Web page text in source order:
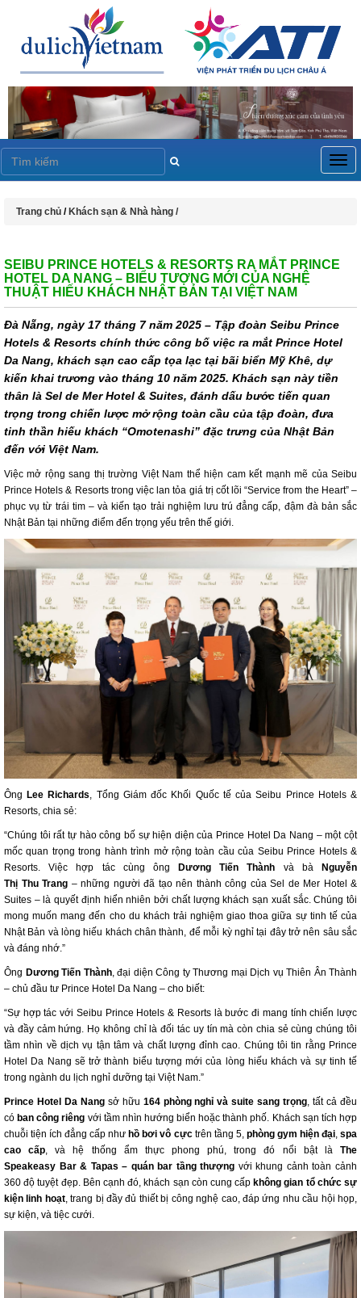
Trang chủ / Khách sạn & Nhà hàng /
SEIBU PRINCE HOTELS & RESORTS RA MẮT PRINCE
HOTEL DA NANG – BIỂU TƯỢNG MỚI CỦA NGHỆ
THUẬT HIẾU KHÁCH NHẬT BẢN TẠI VIỆT NAM
Đà Nẵng, ngày 17 tháng 7 năm 2025 – Tập đoàn Seibu Prince
Hotels & Resorts chính thức công bố việc ra mắt Prince Hotel
Da Nang, khách sạn cao cấp tọa lạc tại bãi biển Mỹ Khê, dự
kiến khai trương vào tháng 10 năm 2025. Khách sạn này tiền
thân là Sel de Mer Hotel & Suites, đánh dấu bước tiến quan
trọng trong chiến lược mở rộng toàn cầu của tập đoàn, đưa
tinh thần hiếu khách “Omotenashi” đặc trưng của Nhật Bản
đến với Việt Nam.
Việc mở rộng sang thị trường Việt Nam thể hiện cam kết mạnh mẽ của Seibu
Prince Hotels & Resorts trong việc lan tỏa giá trị cốt lõi “Service from the Heart” –
phục vụ từ trái tim – và kiến tạo trải nghiệm lưu trú đẳng cấp, đậm đà bản sắc
Nhật Bản tại những điểm đến trọng yếu trên thế giới.
Ông Lee Richards, Tổng Giám đốc Khối Quốc tế của Seibu Prince Hotels &
Resorts, chia sẻ:
“Chúng tôi rất tự hào công bố sự hiện diện của Prince Hotel Da Nang – một cột
mốc quan trọng trong hành trình mở rộng toàn cầu của Seibu Prince Hotels &
Resorts. Việc hợp tác cùng ông
Dương Tiến Thành và bà
Nguyễn
Thị ThuTrang – những người đã tạo nên thành công của Sel de Mer Hotel &
Suites – là quyết định hiển nhiên bởi chất lượng khách sạn xuất sắc. Chúng tôi
mong muốn mang đến cho du khách trải nghiệm giao thoa giữa sự tinh tế của
Nhật Bản và lòng hiếu khách chân thành, để mỗi kỳ nghỉ tại đây trở nên sâu sắc
và đáng nhớ.”
Ông Dương Tiến Thành, đại diện Công ty Thương mại Dịch vụ Thiên Ân Thành
– chủ đầu tư Prince Hotel Da Nang – cho biết:
“Sự hợp tác với Seibu Prince Hotels & Resorts là bước đi mang tính chiến lược
và đầy cảm hứng. Họ không chỉ là đối tác uy tín mà còn chia sẻ cùng chúng tôi
tầm nhìn về dịch vụ tận tâm và chất lượng đỉnh cao. Chúng tôi tin rằng Prince
Hotel Da Nang sẽ trở thành biểu tượng mới của lòng hiếu khách và sự tinh tế
trong ngành du lịch nghỉ dưỡng tại Việt Nam.”
Prince Hotel Da Nangsở hữu 164 phòng nghỉ và suite sang trọng, tất cả đều
có ban công riêng với tầm nhìn hướng biển hoặc thành phố. Khách sạn tích hợp
chuỗi tiện ích đẳng cấp như hồ bơi vô cựctrên tầng 5, phòng gym hiện đại,spa
cao cấp, và hệ thống ẩm thực phong phú, trong đó nổi bật làThe
Speakeasy Bar & Tapas – quán bar tầng thượng với khung cảnh toàn cảnh
360 độ tuyệt đẹp. Bên cạnh đó, khách sạn còn cung cấp không gian tổ chức sự
kiện linh hoạt, trang bị đầy đủ thiết bị công nghệ cao, đáp ứng nhu cầu hội họp,
sự kiện, và tiệc cưới.